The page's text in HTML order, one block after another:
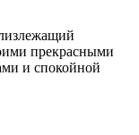
прекрасными
и спокойной